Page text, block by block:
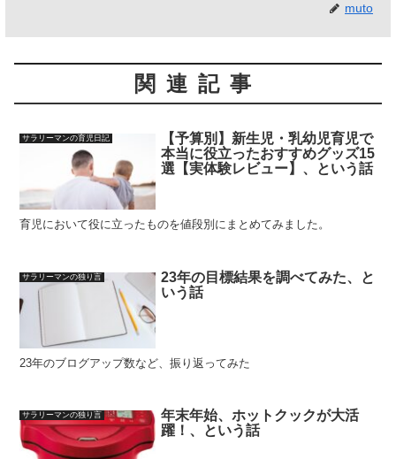
muto
関連記事
サラリーマンの育児日記
【予算別】新生児・乳幼児育児で
本当に役立ったおすすめグッズ15
選【実体験レビュー】、という話
育児において役に立ったものを値段別にまとめてみました。
サラリーマンの独り言
23年の目標結果を調べてみた、と
いう話
23年のブログアップ数など、振り返ってみた
サラリーマンの独り言
年末年始、ホットクックが大活
躍！、という話